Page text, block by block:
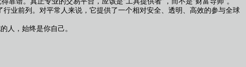
业前列。对平常人来说，它提供了一个相对安全、透明、高效的参与全球
人，始终是你自己。